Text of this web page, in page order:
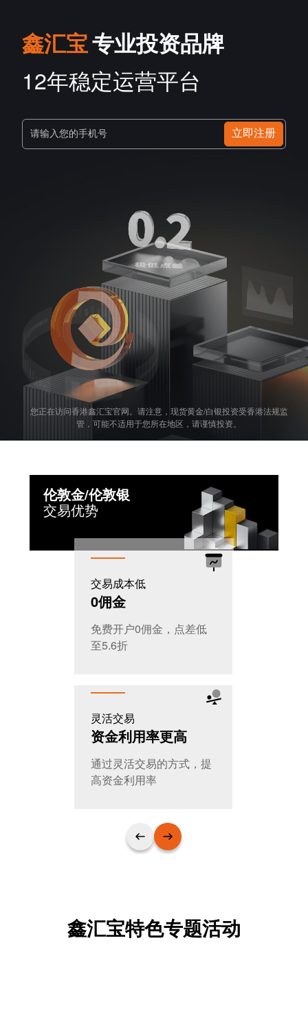
鑫汇宝专业投资品牌
12年稳定运营平台
请输入您的手机号 立即注册
您正在访问香港鑫汇宝官网。请注意，现货黄金/白银投资受香港法规监
管，可能不适用于您所在地区，请谨慎投资。
伦敦金/伦敦银
交易优势
交易成本低
0佣金
免费开户0佣金，点差低
至5.6折
灵活交易
资金利用率更高
通过灵活交易的方式，提
高资金利用率
鑫汇宝特色专题活动